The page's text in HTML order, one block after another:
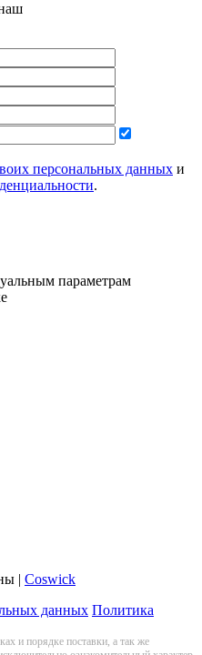
персональных данных и
.
параметрам
| Coswick
данных Политика
и порядке поставки, а так же